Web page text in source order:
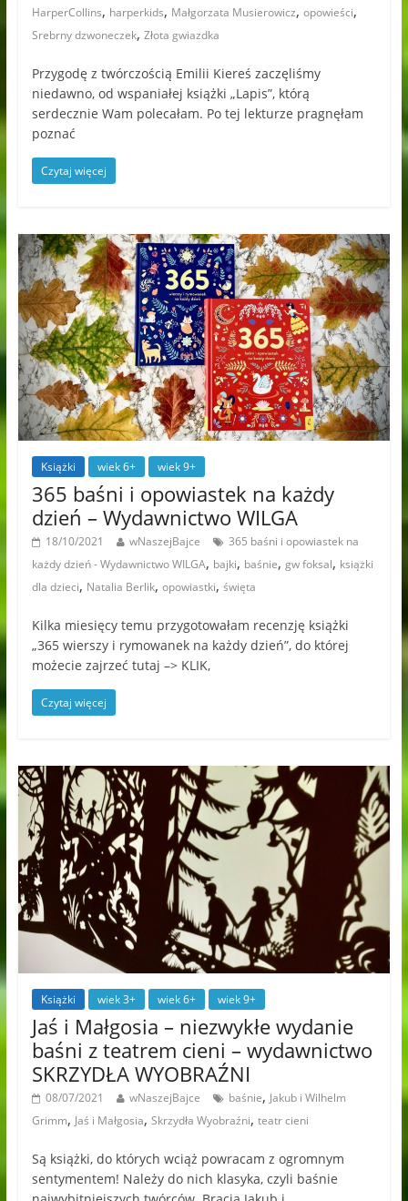
HarperCollins, harperkids, Małgorzata Musierowicz, opowieści,
Srebrny dzwoneczek, Złota gwiazdka
Przygodę z twórczością Emilii Kiereś zaczęliśmy
niedawno, od wspaniałej książki „Lapis”, którą
serdecznie Wam polecałam. Po tej lekturze pragnęłam
poznać
Czytaj więcej
Książki wiek 6+ wiek 9+
365 baśni i opowiastek na każdy
dzień – Wydawnictwo WILGA
18/10/2021 wNaszejBajce
365 baśni i opowiastek na
każdy dzień - Wydawnictwo WILGA, bajki, baśnie, gw foksal, książki
dla dzieci, Natalia Berlik, opowiastki, święta
Kilka miesięcy temu przygotowałam recenzję książki
„365 wierszy i rymowanek na każdy dzień”, do której
możecie zajrzeć tutaj –> KLIK,
Czytaj więcej
Książki wiek 3+ wiek 6+ wiek 9+
Jaś i Małgosia – niezwykłe wydanie
baśni z teatrem cieni – wydawnictwo
SKRZYDŁA WYOBRAŹNI
08/07/2021 wNaszejBajce baśnie, Jakub i Wilhelm
Grimm, Jaś i Małgosia, Skrzydła Wyobraźni, teatr cieni
Są książki, do których wciąż powracam z ogromnym
sentymentem! Należy do nich klasyka, czyli baśnie